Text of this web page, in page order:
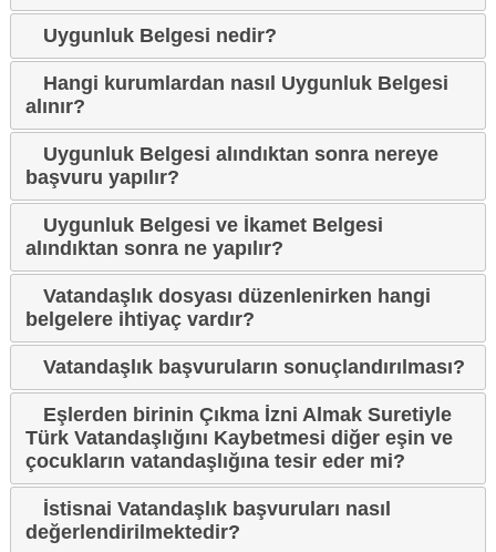
Uygunluk Belgesi nedir?
Hangi kurumlardan nasıl Uygunluk Belgesi
alınır?
Uygunluk Belgesi alındıktan sonra nereye
başvuru yapılır?
Uygunluk Belgesi ve İkamet Belgesi
alındıktan sonra ne yapılır?
Vatandaşlık dosyası düzenlenirken hangi
belgelere ihtiyaç vardır?
Vatandaşlık başvuruların sonuçlandırılması?
Eşlerden birinin Çıkma İzni Almak Suretiyle
Türk Vatandaşlığını Kaybetmesi diğer eşin ve
çocukların vatandaşlığına tesir eder mi?
İstisnai Vatandaşlık başvuruları nasıl
değerlendirilmektedir?